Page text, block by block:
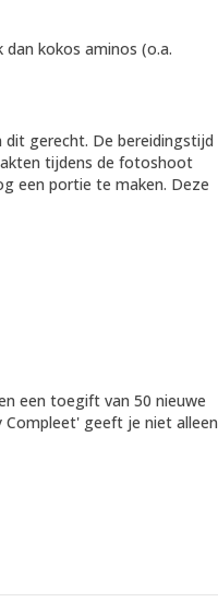
kokos aminos (o.a.
dit gerecht. De bereidingstijd
tijdens de fotoshoot
een portie te maken. Deze
een toegift van 50 nieuwe
Compleet' geeft je niet alleen